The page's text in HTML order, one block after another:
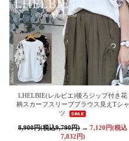
LHELBIE(レルビエ)後ろジップ付き花
柄スカーフスリーブブラウス見えTシャ
ツ
8,900円(税込9,790円) → 7,120円(税込
7,832円)